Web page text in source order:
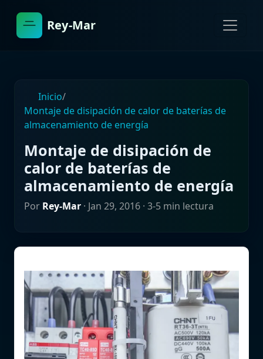
Rey-Mar
Inicio/
Montaje de disipación de calor de baterías de
almacenamiento de energía
Montaje de disipación de
calor de baterías de
almacenamiento de energía
Por Rey-Mar · Jan 29, 2016 · 3-5 min lectura